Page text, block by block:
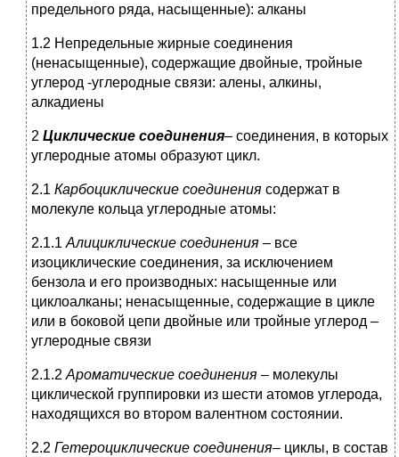
предельного ряда, насыщенные): алканы
1.2 Непредельные жирные соединения
(ненасыщенные), содержащие двойные, тройные
углерод -углеродные связи: алены, алкины,
алкадиены
2 Циклические соединения– соединения, в которых
углеродные атомы образуют цикл.
2.1 Карбоциклические соединения содержат в
молекуле кольца углеродные атомы:
2.1.1 Алициклические соединения – все
изоциклические соединения, за исключением
бензола и его производных: насыщенные или
циклоалканы; ненасыщенные, содержащие в цикле
или в боковой цепи двойные или тройные углерод –
углеродные связи
2.1.2 Ароматические соединения – молекулы
циклической группировки из шести атомов углерода,
находящихся во втором валентном состоянии.
2.2 Гетероциклические соединения– циклы, в состав